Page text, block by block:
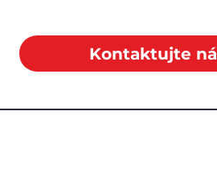
Kontaktujte